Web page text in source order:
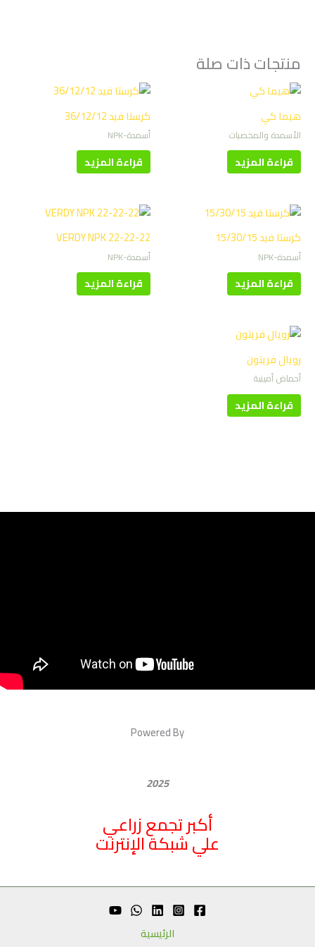
منتجات ذات صلة
هيما كي
الأسمدة والمخصبات
قراءة المزيد
كرستا فيد 36/12/12
أسمدة-NPK
قراءة المزيد
كرستا فيد 15/30/15
أسمدة-NPK
قراءة المزيد
VERDY NPK 22-22-22
أسمدة-NPK
قراءة المزيد
رويال فريتون
أحماض أمينية
قراءة المزيد
Powered By
2025
أكبر تجمع زراعي
علي شبكة الإنترنت
الرئيسية